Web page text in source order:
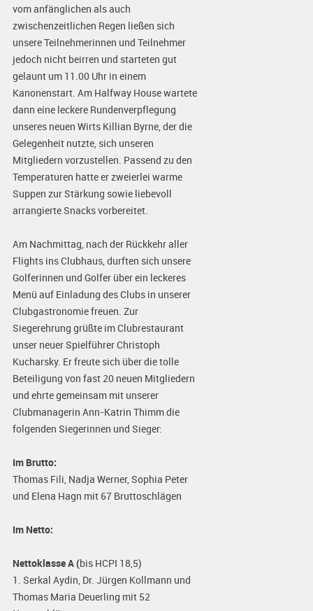
vom anfänglichen als auch
zwischenzeitlichen Regen ließen sich
unsere Teilnehmerinnen und Teilnehmer
jedoch nicht beirren und starteten gut
gelaunt um 11.00 Uhr in einem
Kanonenstart. Am Halfway House wartete
dann eine leckere Rundenverpflegung
unseres neuen Wirts Killian Byrne, der die
Gelegenheit nutzte, sich unseren
Mitgliedern vorzustellen. Passend zu den
Temperaturen hatte er zweierlei warme
Suppen zur Stärkung sowie liebevoll
arrangierte Snacks vorbereitet.
Am Nachmittag, nach der Rückkehr aller
Flights ins Clubhaus, durften sich unsere
Golferinnen und Golfer über ein leckeres
Menü auf Einladung des Clubs in unserer
Clubgastronomie freuen. Zur
Siegerehrung grüßte im Clubrestaurant
unser neuer Spielführer Christoph
Kucharsky. Er freute sich über die tolle
Beteiligung von fast 20 neuen Mitgliedern
und ehrte gemeinsam mit unserer
Clubmanagerin Ann-Katrin Thimm die
folgenden Siegerinnen und Sieger:
Im Brutto:
Thomas Fili, Nadja Werner, Sophia Peter
und Elena Hagn mit 67 Bruttoschlägen
Im Netto:
Nettoklasse A (bis HCPI 18,5)
1. Serkal Aydin, Dr. Jürgen Kollmann und
Thomas Maria Deuerling mit 52